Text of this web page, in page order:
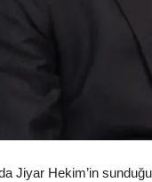
Jiyar Hekim’in